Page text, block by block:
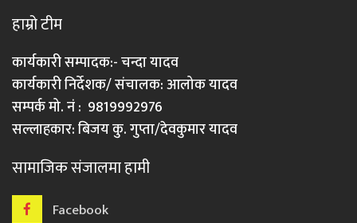
हाम्रो टीम
कार्यकारी सम्पादक:- चन्दा यादव
कार्यकारी निर्देशक/ संचालक: आलोक यादव
सम्पर्क मो. नं : 9819992976
सल्लाहकार: बिजय कु. गुप्ता/देवकुमार यादव
सामाजिक संजालमा हामी
Facebook